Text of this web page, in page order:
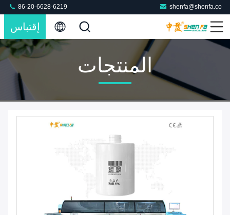
shenfa@shenfa.co
86-20-6628-6219
إقتباس
المنتجات